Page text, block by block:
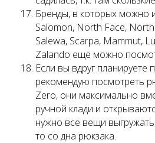
Бренды, в которых можно
Salomon, North Face,
Salewa, Scarpa, Mammut,
Zalando ещё можно
Если вы вдруг планируете
рекомендую посмотреть
Zero, они максимально
ручной клади и
нужно все вещи
то со дна рюкзака.